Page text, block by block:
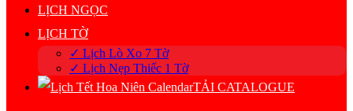
LỊCH NGỌC
LỊCH TỜ
✓ Lịch Lò Xo 7 Tờ
✓ Lịch Nẹp Thiếc 1 Tờ
TẢI CATALOGUE